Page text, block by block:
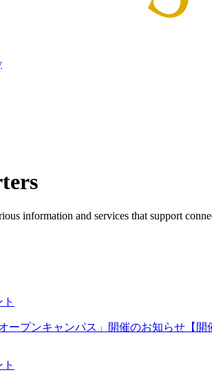
information and services that support
ープンキャンパス」開催のお知らせ【開